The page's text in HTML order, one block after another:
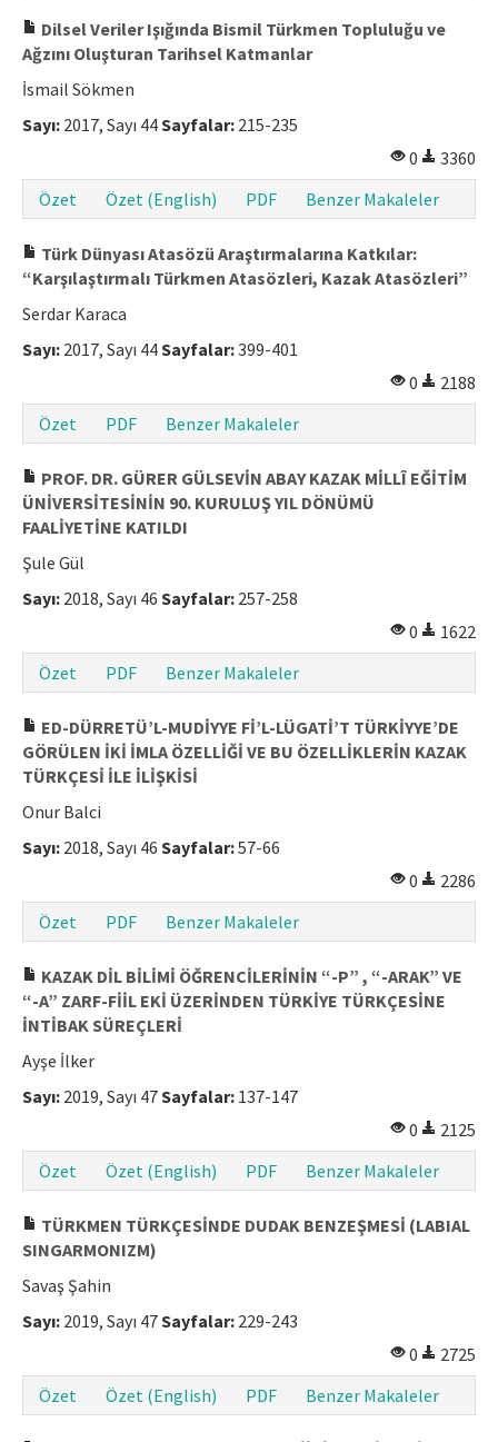
Dilsel Veriler Işığında Bismil Türkmen Topluluğu ve
Ağzını Oluşturan Tarihsel Katmanlar
İsmail Sökmen
Sayı: 2017, Sayı 44Sayfalar: 215-235
0
3360
Özet
Özet (English) PDF Benzer Makaleler
Türk Dünyası Atasözü Araştırmalarına Katkılar:
“Karşılaştırmalı Türkmen Atasözleri, Kazak Atasözleri”
Serdar Karaca
Sayı: 2017, Sayı 44Sayfalar:399-401
0
2188
Özet
PDF Benzer Makaleler
PROF. DR. GÜRER GÜLSEVİN ABAY KAZAK MİLLÎ EĞİTİM
ÜNİVERSİTESİNİN 90. KURULUŞ YIL DÖNÜMÜ
FAALİYETİNE KATILDI
Şule Gül
Sayı: 2018, Sayı 46 Sayfalar: 257-258
0
1622
Özet
PDF Benzer Makaleler
ED-DÜRRETÜ’L-MUDİYYE Fİ’L-LÜGATİ’T TÜRKİYYE’DE
GÖRÜLEN İKİ İMLA ÖZELLİĞİ VE BU ÖZELLİKLERİN KAZAK
TÜRKÇESİ İLE İLİŞKİSİ
Onur Balci
Sayı: 2018, Sayı 46 Sayfalar:57-66
0
2286
Özet
PDF Benzer Makaleler
KAZAK DİL BİLİMİ ÖĞRENCİLERİNİN “-P” , “-ARAK” VE
“-A” ZARF-FİİL EKİ ÜZERİNDEN TÜRKİYE TÜRKÇESİNE
İNTİBAK SÜREÇLERİ
Ayşe İlker
Sayı: 2019, Sayı 47Sayfalar: 137-147
0
2125
Özet
Özet (English) PDF Benzer Makaleler
TÜRKMEN TÜRKÇESİNDE DUDAK BENZEŞMESİ (LABIAL
SINGARMONIZM)
Savaş Şahin
Sayı: 2019, Sayı 47Sayfalar: 229-243
0
2725
Özet
Özet (English) PDF Benzer Makaleler